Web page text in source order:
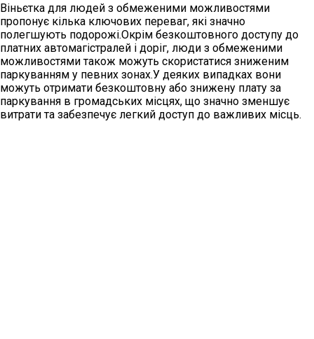
Віньєтка для людей з обмеженими можливостями
пропонує кілька ключових переваг, які значно
полегшують подорожі.Окрім безкоштовного доступу до
платних автомагістралей і доріг, люди з обмеженими
можливостями також можуть скористатися зниженим
паркуванням у певних зонах.У деяких випадках вони
можуть отримати безкоштовну або знижену плату за
паркування в громадських місцях, що значно зменшує
витрати та забезпечує легкий доступ до важливих місць.